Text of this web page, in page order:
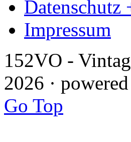
Datenschutz
Impressum
152VO -
2026 ·
Go Top